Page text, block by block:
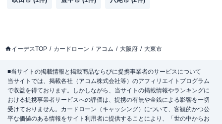
イーデスTOP カードローン アコム 大阪府 大東市
■当サイトの掲載情報と掲載商品ならびに提携事業者のサービスについて
当サイトでは、掲載各社（アコム株式会社等）のアフィリエイトプログラム
で収益を得ております。しかしながら、当サイトの掲載情報やランキングに
おける提携事業者サービスへの評価は、提携の有無や金銭による影響を一切
受けておりません。カードローン（キャッシング）について、客観的かつ公
平な価値のある情報をサイト利用者に提供することにより、「世の中からお